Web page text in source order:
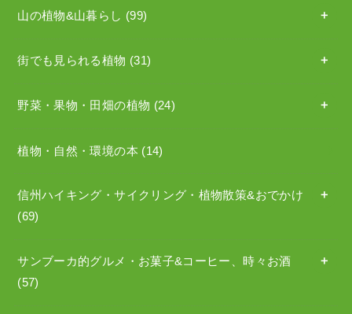
山の植物&山暮らし (99)
街でも見られる植物 (31)
野菜・果物・田畑の植物 (24)
植物・自然・環境の本 (14)
信州ハイキング・サイクリング・植物散策&おでかけ
(69)
サンブーカ的グルメ・お菓子&コーヒー、時々お酒
(57)